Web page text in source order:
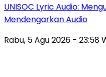
UNISOC Lyric Audio:
Mendengarkan Audio
Rabu, 5 Agu 2026 - 23:58